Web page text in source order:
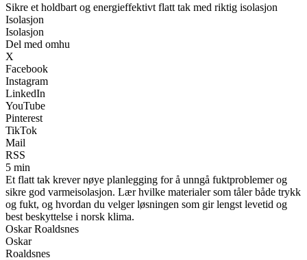
Sikre et holdbart og energieffektivt flatt tak med riktig isolasjon
Isolasjon
Isolasjon
Del med omhu
X
Facebook
Instagram
LinkedIn
YouTube
Pinterest
TikTok
Mail
RSS
5 min
Et flatt tak krever nøye planlegging for å unngå fuktproblemer og
sikre god varmeisolasjon. Lær hvilke materialer som tåler både trykk
og fukt, og hvordan du velger løsningen som gir lengst levetid og
best beskyttelse i norsk klima.
Oskar Roaldsnes
Oskar
Roaldsnes